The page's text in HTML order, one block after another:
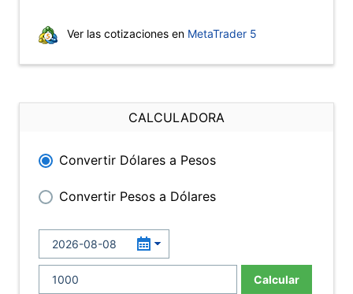
Ver las cotizaciones en MetaTrader 5
CALCULADORA
Convertir Dólares a Pesos
Convertir Pesos a Dólares
Calcular